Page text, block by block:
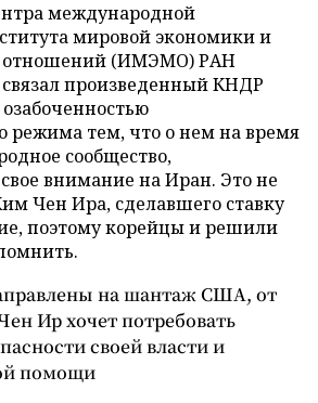
международной
мировой экономики и
отношений (ИМЭМО) РАН
произведенный КНДР
режима тем, что о нем на время
сообщество,
внимание на Иран. Это не
Чен Ира, сделавшего ставку
поэтому корейцы и решили
на шантаж США, от
Ир хочет потребовать
своей власти и
помощи